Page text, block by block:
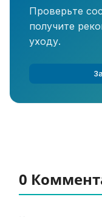
Проверьте
получите
уходу.
0